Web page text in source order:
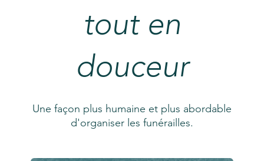
tout en
douceur
Une façon plus humaine et plus abordable
d'organiser les funérailles.